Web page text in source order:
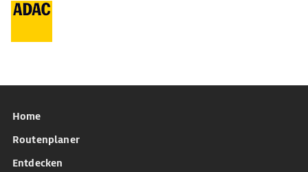
Home
Routenplaner
Entdecken